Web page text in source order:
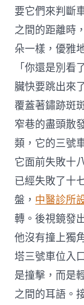
要它們來判斷
之間的距離時
朵一樣，優雅
「你還是別
臟快要跳出來
覆蓋著鏽跡斑
窄巷的盡頭散
類，它的三號
它面前失敗十
已經失敗了十
盤， 中醫診所
轉。後視鏡發
他沒有撞上獨
塔三號車位入
是撞擊，而是
之間的耳語。